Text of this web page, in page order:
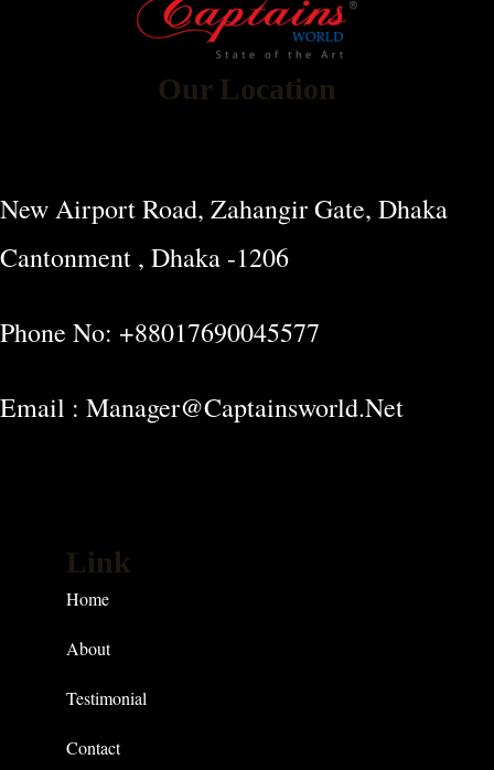
Our Location
New Airport Road, Zahangir Gate, Dhaka
Cantonment , Dhaka -1206
Phone No: +88017690045577
Email : Manager@captainsworld.net
Link
Home
About
Testimonial
Contact